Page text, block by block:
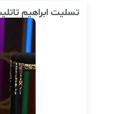
تسلیت ابراهیم